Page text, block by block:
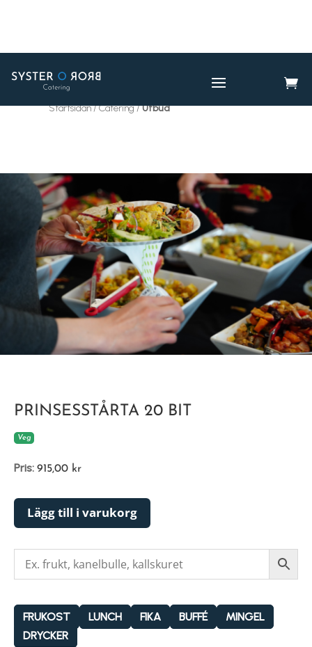

CATERING UTBUD
Startsidan / Catering /Utbud
PRINSESSTÅRTA 20 BIT
Veg
Pris: 915,00 kr
Lägg till i varukorg
FRUKOST LUNCH FIKA BUFFÉ
MINGEL
DRYCKER